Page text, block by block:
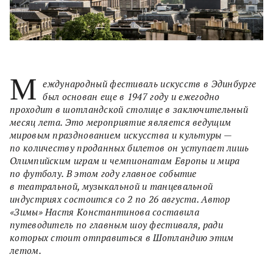
М еждународный фестиваль искусств в Эдинбурге
был основан еще в 1947 году и ежегодно
проходит в шотландской столице в заключительный
месяц лета. Это мероприятие является ведущим
мировым празднованием искусства и культуры —
по количеству проданных билетов он уступает лишь
Олимпийским играм и чемпионатам Европы и мира
по футболу. В этом году главное событие
в театральной, музыкальной и танцевальной
индустриях состоится со 2 по 26 августа. Автор
«Зимы» Настя Константинова составила
путеводитель по главным шоу фестиваля, ради
которых стоит отправиться в Шотландию этим
летом.